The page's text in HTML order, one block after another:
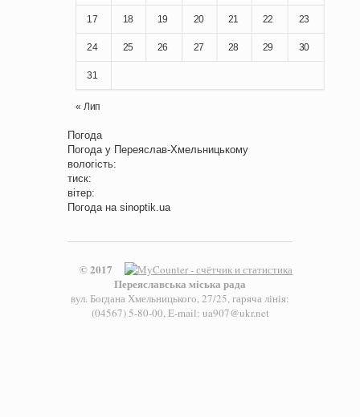
17 18 19 20 21 22 23
24 25 26 27 28 29 30
31
« Лип
Погода
Погода у Переяслав-Хмельницькому
вологість:
тиск:
вітер:
Погода на sinoptik.ua
© 2017
Переяславська міська рада
вул. Богдана Хмельницького, 27/25, гаряча лінія:
(04567) 5-80-00, E-mail: ua907@ukr.net